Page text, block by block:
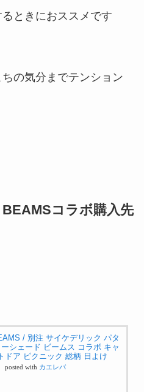
ときにおススメです
の気分までテンション
コラボ購入先
/ 別注 サイケデリック パタ
シェード ビームス コラボ キャ
ドア ピクニック 総柄 日よけ
posted with カエレバ